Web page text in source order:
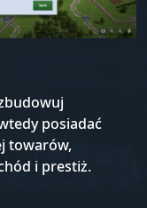
posiadać
towarów,
i prestiż.